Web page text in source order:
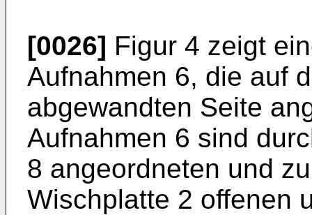
[0026] Figur 4 zeigt
Aufnahmen 6, die auf
abgewandten Seite
Aufnahmen 6 sind
8 angeordneten und
Wischplatte 2 offenen